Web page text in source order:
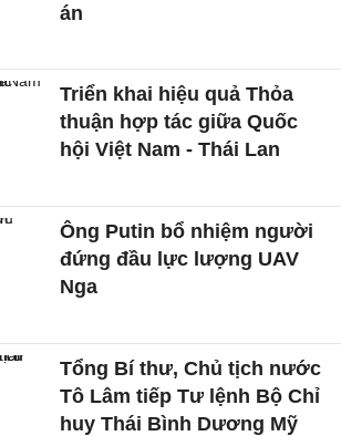
án
Triển khai hiệu quả Thỏa
thuận hợp tác giữa Quốc
hội Việt Nam - Thái Lan
Ông Putin bổ nhiệm người
đứng đầu lực lượng UAV
Nga
Tổng Bí thư, Chủ tịch nước
Tô Lâm tiếp Tư lệnh Bộ Chỉ
huy Thái Bình Dương Mỹ